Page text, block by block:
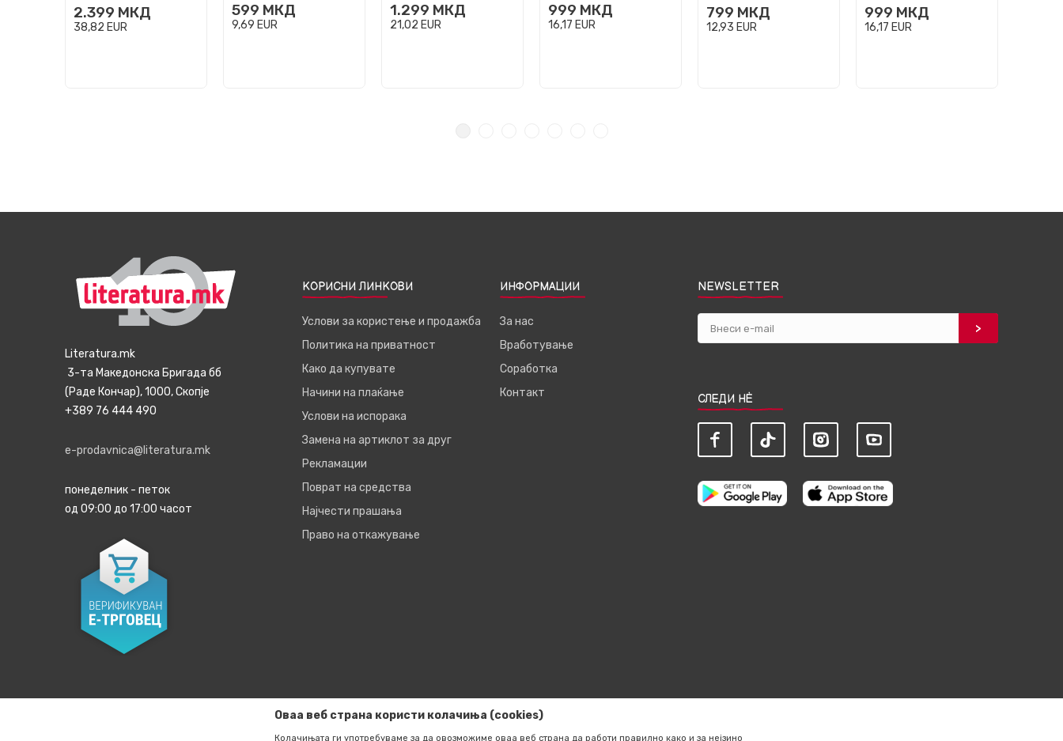
2.399 МКД
38,82 EUR
599 МКД
9,69 EUR
1.299 МКД
21,02 EUR
999 МКД
16,17 EUR
799 МКД
12,93 EUR
999 МКД
16,17 EUR
Literatura.mk
3-та Македонска Бригада бб
(Раде Кончар), 1000, Скопје
+389 76 444 490
e-prodavnica@literatura.mk
понеделник - петок
од 09:00 до 17:00 часот
КОРИСНИ ЛИНКОВИ
Услови за користење и продажба
Политика на приватност
Како да купувате
Начини на плаќање
Услови на испорака
Замена на артиклот за друг
Рекламации
Поврат на средства
Најчести прашања
Право на откажување
ИНФОРМАЦИИ
За нас
Вработување
Соработка
Контакт
NEWSLETTER
СЛЕДИ НЀ
Оваа веб страна користи колачиња (cookies)
Колачињата ги употребуваме за да овозможиме оваа веб страна да работи правилно како и за нејзино